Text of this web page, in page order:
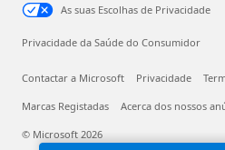
As suas Escolhas de Privacidade
Privacidade da Saúde do Consumidor
Contactar a Microsoft Privacidade
Marcas Registadas Acerca dos nossos
© Microsoft 2026